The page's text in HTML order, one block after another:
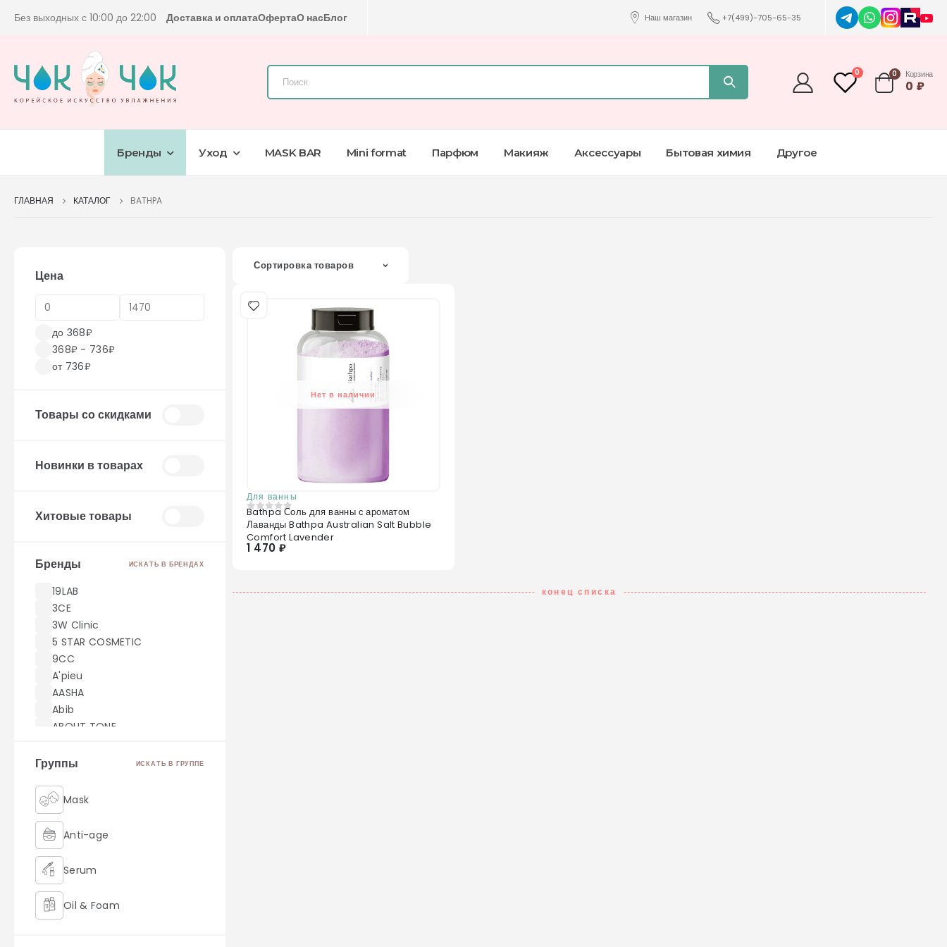
Без выходных с 10:00 до 22:00 Доставка и оплатаОфертаО насБлог Наш магазин +7(499)-705-65-35
0 0 Корзина
0 ₽
Бренды Уход MASK BAR Mini format Парфюм Макияж Аксессуары Бытовая химия Другое
ГЛАВНАЯ КАТАЛОГ BATHPA
Сортировка товаров
Нет в наличии
Для ванны
0из 5
Bathpa Соль для ванны с ароматом
Лаванды Bathpa Australian Salt Bubble
Comfort Lavender
1 470 ₽
конец списка
Цена
до 368₽
368₽ - 736₽
от 736₽
Товары со скидками
Новинки в товарах
Хитовые товары
Бренды ИСКАТЬ В БРЕНДАХ
19LAB
3CE
3W Clinic
5 STAR COSMETIC
9CC
A'pieu
AASHA
Abib
ABOUT TONE
AEKYUNG
AICHUN BEAUTY
Akei Derma
AMILL
amoreface
AMOREPACIFIC
AMUSE
Angel Key
Anjo
Группы ИСКАТЬ В ГРУППЕ
Mask
Anti-age
Serum
Oil & Foam